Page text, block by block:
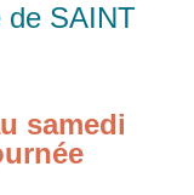
de SAINT
samedi